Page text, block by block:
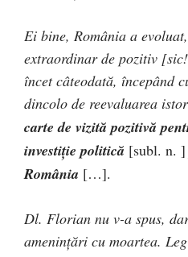
Ei bine, România a
extraordinar de pozitiv
încet câteodată, începând
dincolo de reevaluarea
carte de vizită pozitivă
investiție politică [subl. n. ]
România […].
Dl. Florian nu v-a spus,
amenințări cu moartea.